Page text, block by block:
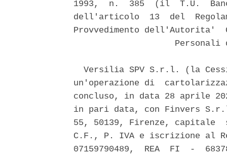
1993,  n.  385  (il  T.U.
dell'articolo  13  del
Provvedimento dell'Autorita'
Versilia SPV S.r.l. (la
un'operazione di
concluso, in data 28 aprile
in pari data, con Finvers
55, 50139, Firenze,
C.F., P. IVA e iscrizione al
07159790489,  REA  FI  -